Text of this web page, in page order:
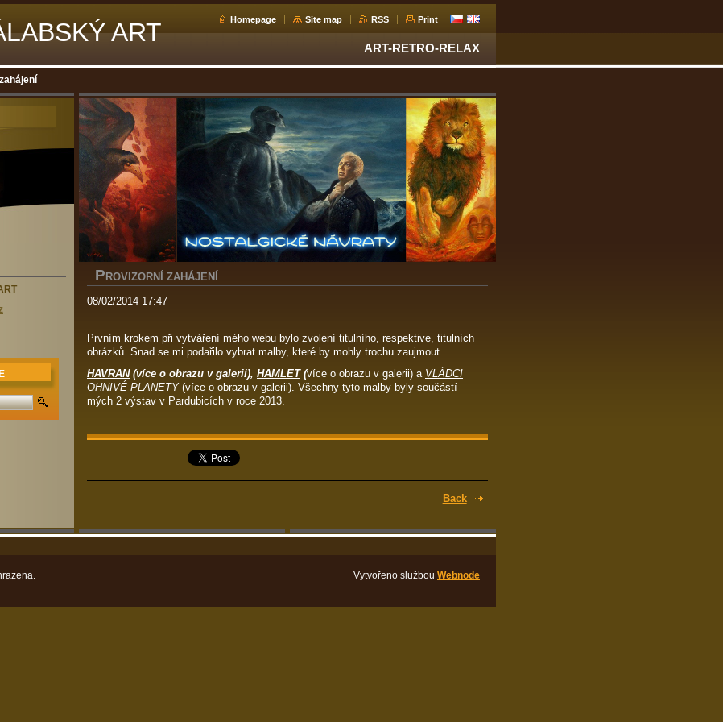
ART Homepage Site map RSS Print
ART-RETRO-RELAX
P ROVIZORNÍ ZAHÁJENÍ
08/02/2014 17:47
Prvním krokem při vytváření mého webu bylo zvolení titulního, respektive, titulních
obrázků. Snad se mi podařilo vybrat malby, které by mohly trochu zaujmout.
HAVRAN(více o obrazu v galerii), HAMLET(více o obrazu v galerii) a VLÁDCI
OHNIVÉ PLANETY(více o obrazu v galerii). Všechny tyto malby byly součástí
mých 2 výstav v Pardubicích v roce 2013.
Back
Vytvořeno službou Webnode